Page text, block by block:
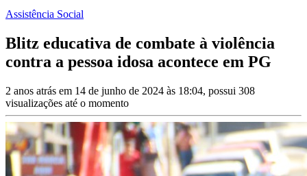
Assistência Social
Blitz educativa de combate à violência
contra a pessoa idosa acontece em PG
2 anos atrás em 14 de junho de 2024 às 18:04, possui 308
visualizações até o momento